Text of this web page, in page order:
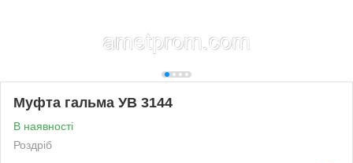
Муфта гальма УВ 3144
В наявності
Роздріб